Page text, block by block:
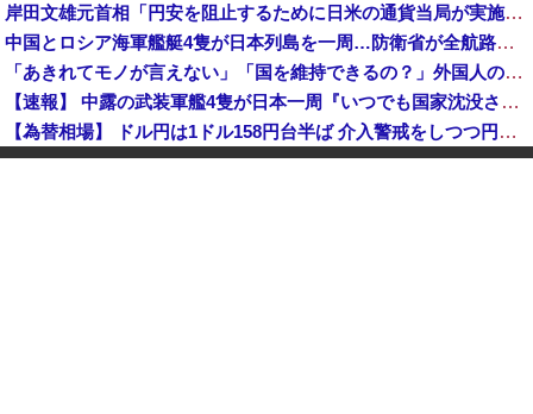
岸田文雄元首相「円安を阻止するために日米の通貨当局が実施した為替介入は一時しのぎに過ぎない」
中国とロシア海軍艦艇4隻が日本列島を一周…防衛省が全航路を公開！
「あきれてモノが言えない」「国を維持できるの？」外国人の永住許可要件の厳格化で在日中国人の本音は？
【速報】 中露の武装軍艦4隻が日本一周『いつでも国家沈没させられるぞ』
【為替相場】 ドル円は1ドル158円台半ば 介入警戒をしつつ円売りが続行
ヨーロッパが中国製メガソーラーを締め出しｗｗｗ